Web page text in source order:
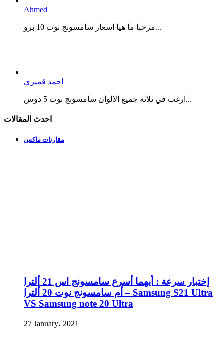
Ahmed
مرحبا ما هيا اسعار سامسونج نوت 10 برو...
احمد قميري
ارغب في ثلاثه جميع الالوان سامسونج نوت 5 دوس...
احدث المقالات
مقارنات ماكس
إختبار سرعة : أيهما أسرع سامسونج اس 21 ألترا
أم سامسونج نوت 20 ألترا – Samsung S21 Ultra
VS Samsung note 20 Ultra
27 January، 2021